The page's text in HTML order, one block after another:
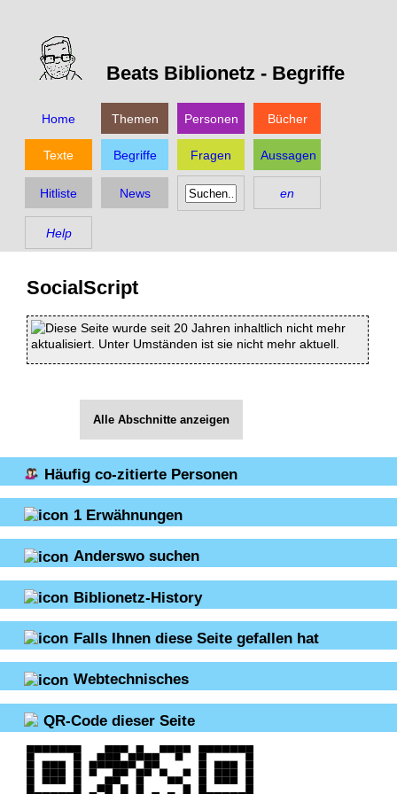
Beats Biblionetz - Begriffe
Home Themen Personen Bücher
Texte Begriffe Fragen Aussagen
Hitliste News en
Help
SocialScript
Diese Seite wurde seit 20 Jahren inhaltlich nicht mehr
aktualisiert. Unter Umständen ist sie nicht mehr aktuell.
Alle Abschnitte anzeigen
Häufig co-zitierte Personen
1 Erwähnungen
Anderswo suchen
Biblionetz-History
Falls Ihnen diese Seite gefallen hat
Webtechnisches
QR-Code dieser Seite